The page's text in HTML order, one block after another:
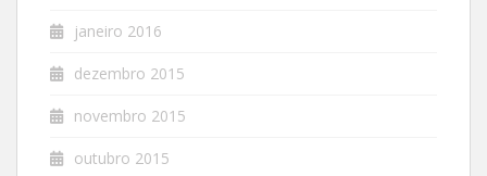
janeiro 2016
dezembro 2015
novembro 2015
outubro 2015